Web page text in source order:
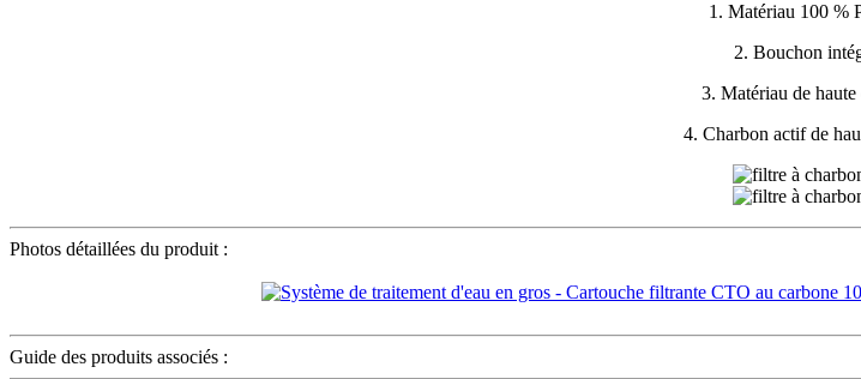
1. Matériau 100 %
2. Bouchon
3. Matériau de haute
4. Charbon actif de
Photos détaillées du produit :
Guide des produits associés :